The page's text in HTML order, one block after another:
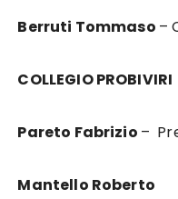
Berruti Tommaso –
COLLEGIO PROBIVIRI
Pareto Fabrizio –
Mantello Roberto